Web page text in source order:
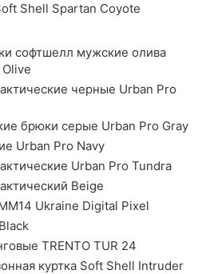
Shell Spartan Coyote
софтшелл мужские олива
черные Urban Pro
брюки серые Urban Pro Gray
Urban Pro Navy
Urban Pro Tundra
Beige
Ukraine Digital Pixel
TRENTO TUR 24
куртка Soft Shell Intruder